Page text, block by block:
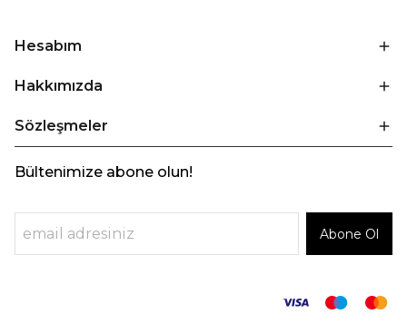
Hesabım
Hakkımızda
Sözleşmeler
Bültenimize abone olun!
Abone Ol